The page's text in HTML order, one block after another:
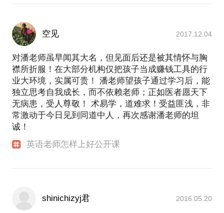
空见 2017.12.04
对潘老师虽早闻其大名，但见面后还是被其情怀与胸
襟所折服！在大部分机构仅把孩子当成赚钱工具的行
业大环境，实属可贵！ 潘老师望孩子通过学习后，能
独立思考自我成长，而不依赖老师；正如医者愿天下
无病患，受人尊敬！ 术易学，道难求！受益匪浅，非
常激动于今日见到同道中人，再次感谢潘老师的坦
诚！
英语老师怎样上好公开课
shinichizyj君 2016.05.20